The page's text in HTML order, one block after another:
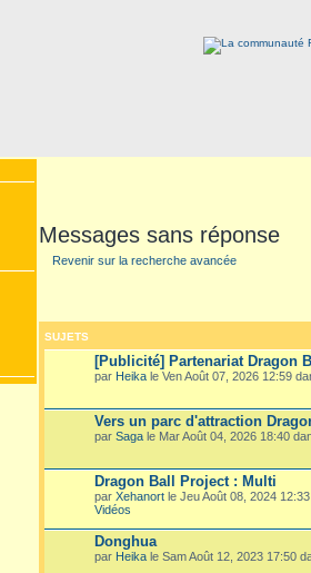
Messages sans réponse
Revenir sur la recherche avancée
SUJETS
[Publicité] Partenariat Dragon
par Heika le Ven Août 07, 2026 12:59
Vers un parc d'attraction
par Saga le Mar Août 04, 2026 18:40
Dragon Ball Project : Multi
par Xehanort le Jeu Août 08, 2024
Vidéos
Donghua
par Heika le Sam Août 12, 2023 17:50